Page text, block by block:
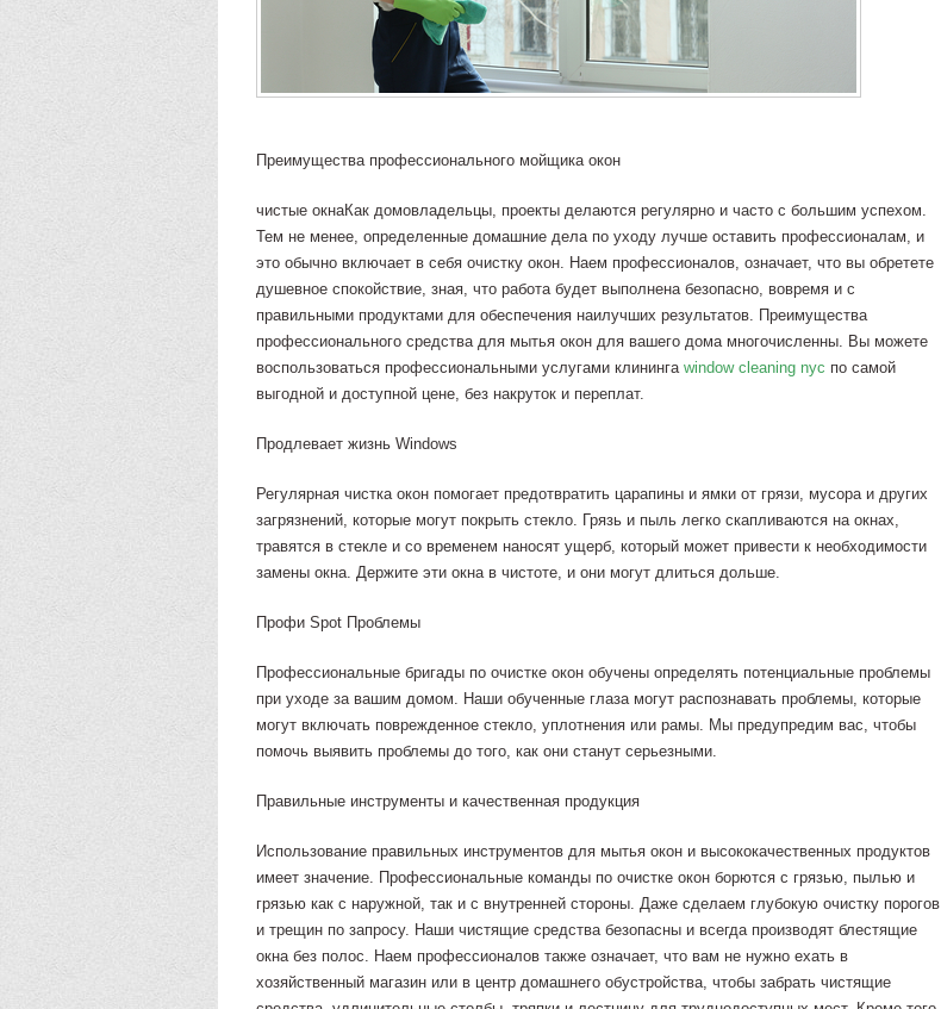
Преимущества профессионального мойщика окон
чистые окнаКак домовладельцы, проекты делаются регулярно и часто с большим успехом.
Тем не менее, определенные домашние дела по уходу лучше оставить профессионалам, и
это обычно включает в себя очистку окон. Наем профессионалов, означает, что вы обретете
душевное спокойствие, зная, что работа будет выполнена безопасно, вовремя и с
правильными продуктами для обеспечения наилучших результатов. Преимущества
профессионального средства для мытья окон для вашего дома многочисленны. Вы можете
воспользоваться профессиональными услугами клинингаwindow cleaning nyc по самой
выгодной и доступной цене, без накруток и переплат.
Продлевает жизнь Windows
Регулярная чистка окон помогает предотвратить царапины и ямки от грязи, мусора и других
загрязнений, которые могут покрыть стекло. Грязь и пыль легко скапливаются на окнах,
травятся в стекле и со временем наносят ущерб, который может привести к необходимости
замены окна. Держите эти окна в чистоте, и они могут длиться дольше.
Профи Spot Проблемы
Профессиональные бригады по очистке окон обучены определять потенциальные проблемы
при уходе за вашим домом. Наши обученные глаза могут распознавать проблемы, которые
могут включать поврежденное стекло, уплотнения или рамы. Мы предупредим вас, чтобы
помочь выявить проблемы до того, как они станут серьезными.
Правильные инструменты и качественная продукция
Использование правильных инструментов для мытья окон и высококачественных продуктов
имеет значение. Профессиональные команды по очистке окон борются с грязью, пылью и
грязью как с наружной, так и с внутренней стороны. Даже сделаем глубокую очистку порогов
и трещин по запросу. Наши чистящие средства безопасны и всегда производят блестящие
окна без полос. Наем профессионалов также означает, что вам не нужно ехать в
хозяйственный магазин или в центр домашнего обустройства, чтобы забрать чистящие